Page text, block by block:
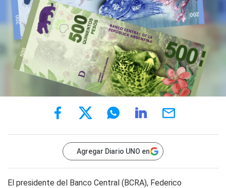
Agregar Diario UNO en
El presidente del Banco Central (BCRA), Federico